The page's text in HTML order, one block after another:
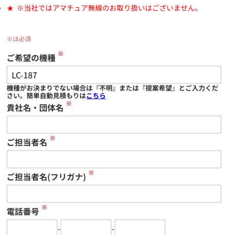
※当社ではアマチュア無線のお取り扱いはございません。
※は必須
ご希望の機種 ※
機種がお決まりでない場合は『不明』または『提案希望』とご入力くだ
さい。簡単自動見積もりはこちら
貴社名・団体名 ※
ご担当者名 ※
ご担当者名(フリガナ) ※
電話番号 ※
-
-